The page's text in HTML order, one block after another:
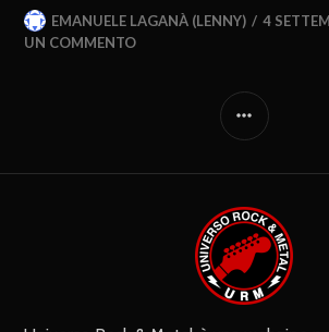
EMANUELE LAGANÀ (LENNY) 4
UN COMMENTO